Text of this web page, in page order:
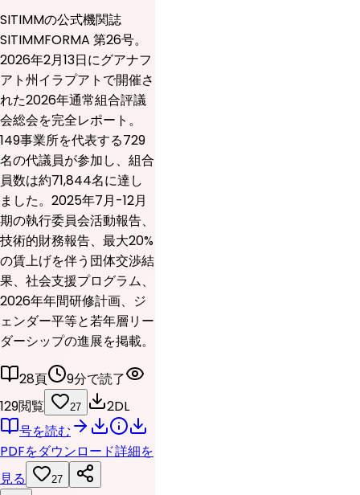
SITIMMの公式機関誌
SITIMMFORMA 第26号。
2026年2月13日にグアナフ
アト州イラプアトで開催さ
れた2026年通常組合評議
会総会を完全レポート。
149事業所を代表する729
名の代議員が参加し、組合
員数は約71,844名に達し
ました。2025年7月-12月
期の執行委員会活動報告、
技術的財務報告、最大20%
の賃上げを伴う団体交渉結
果、社会支援プログラム、
2026年年間研修計画、ジ
ェンダー平等と若年層リー
ダーシップの進展を掲載。
28頁
9分で読了
129閲覧
27
2DL
号を読む
PDFをダウンロード詳細を
見る
27